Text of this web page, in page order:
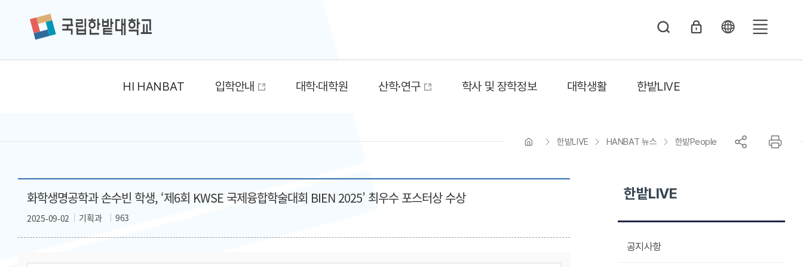
체
HI HANBAT 입학안내 대학·대학원 산학·연구 학사 및 장학정보 대학생활 한밭LIVE
한밭LIVE HANBAT 뉴스 한밭People
한밭LIVE
공지사항
화학생명공학과 손수빈 학생, ‘제6회 KWSE 국제융합학술대회 BIEN 2025’ 최우수 포스터상 수상
기획과 963
2025-09-02